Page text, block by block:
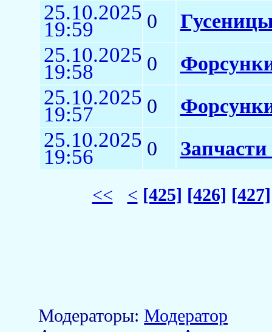
25.10.2025
19:59 0
25.10.2025
19:58 0
25.10.2025
19:57 0
25.10.2025
19:56 0 Запчасти
<< < [425] [426] [427]
Модераторы:Модератор